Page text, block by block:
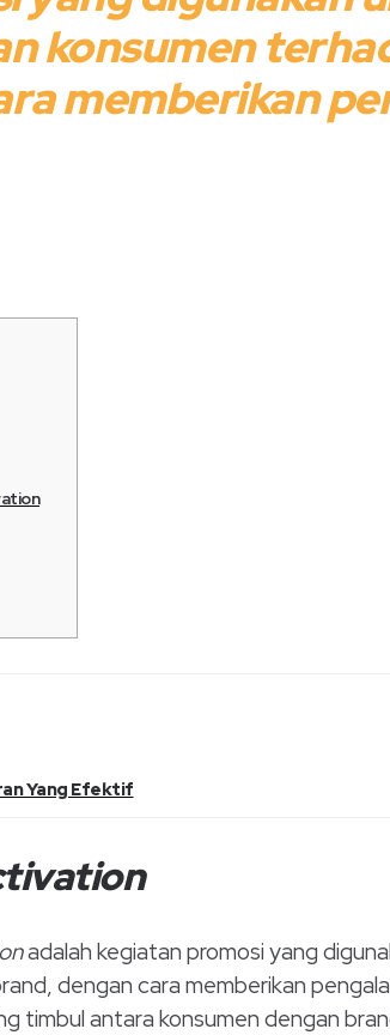
konsumen
memberikan
Yang Efektif
adalah kegiatan promosi yang
dengan cara memberikan
timbul antara konsumen dengan